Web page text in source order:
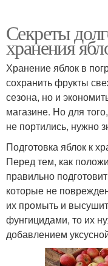
Секреты
хранения
Хранение яблок в
сохранить фрукты
сезона, но и
магазине. Но для
не портились, нужно
Подготовка яблок к
Перед тем, как
правильно
которые не
их промыть и
фунгицидами, то их
добавлением